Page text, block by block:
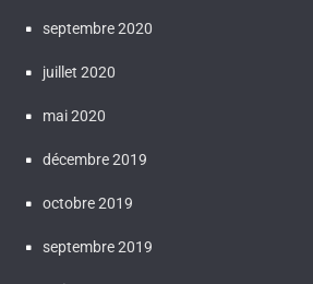
septembre 2020
juillet 2020
mai 2020
décembre 2019
octobre 2019
septembre 2019